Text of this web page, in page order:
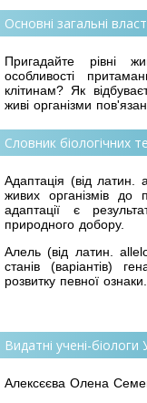
Основні загальні
Пригадайте рівні
особливості
клітинам? Як
живі організми
Словник біологічних
Адаптація (від
живих організмів до
адаптації є
природного добору.
Алель (від латин.
станів (варіантів)
розвитку певної ознаки.
Видатні учені-біологи
Алексєєва Олена